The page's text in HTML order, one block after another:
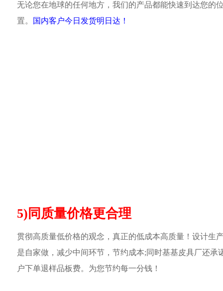
无论您在地球的任何地方，我们的产品都能快速到达您的
置。
国内客户今日发货明日达！
5)同质量价格更合理
贯彻高质量低价格的观念，真正的低成本高质量！设计生
是自家做，减少中间环节，节约成本;同时基基皮具厂还承
户下单退样品板费。为您节约每一分钱！